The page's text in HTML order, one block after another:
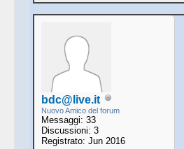
bdc@live.it
Nuovo Amico del forum
Messaggi: 33
Discussioni: 3
Registrato: Jun 2016